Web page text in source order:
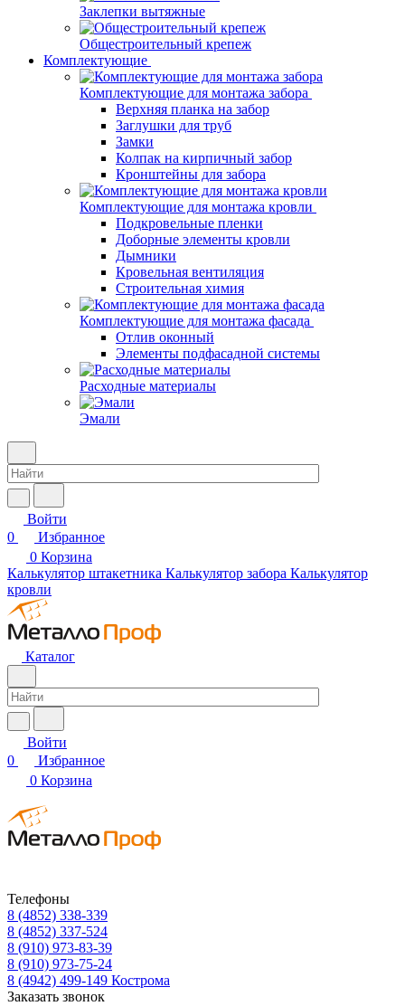
Заклепки вытяжные
Общестроительный крепеж
Комплектующие
Комплектующие для монтажа забора
Верхняя планка на забор
Заглушки для труб
Замки
Колпак на кирпичный забор
Кронштейны для забора
Комплектующие для монтажа кровли
Подкровельные пленки
Доборные элементы кровли
Дымники
Кровельная вентиляция
Строительная химия
Комплектующие для монтажа фасада
Отлив оконный
Элементы подфасадной системы
Расходные материалы
Эмали
Войти
0
Избранное
0 Корзина
Калькулятор штакетника Калькулятор забора Калькулятор
кровли
Каталог
Войти
0
Избранное
0 Корзина
Телефоны
8 (4852) 338-339
8 (4852) 337-524
8 (910) 973-83-39
8 (910) 973-75-24
8 (4942) 499-149 Кострома
Заказать звонок